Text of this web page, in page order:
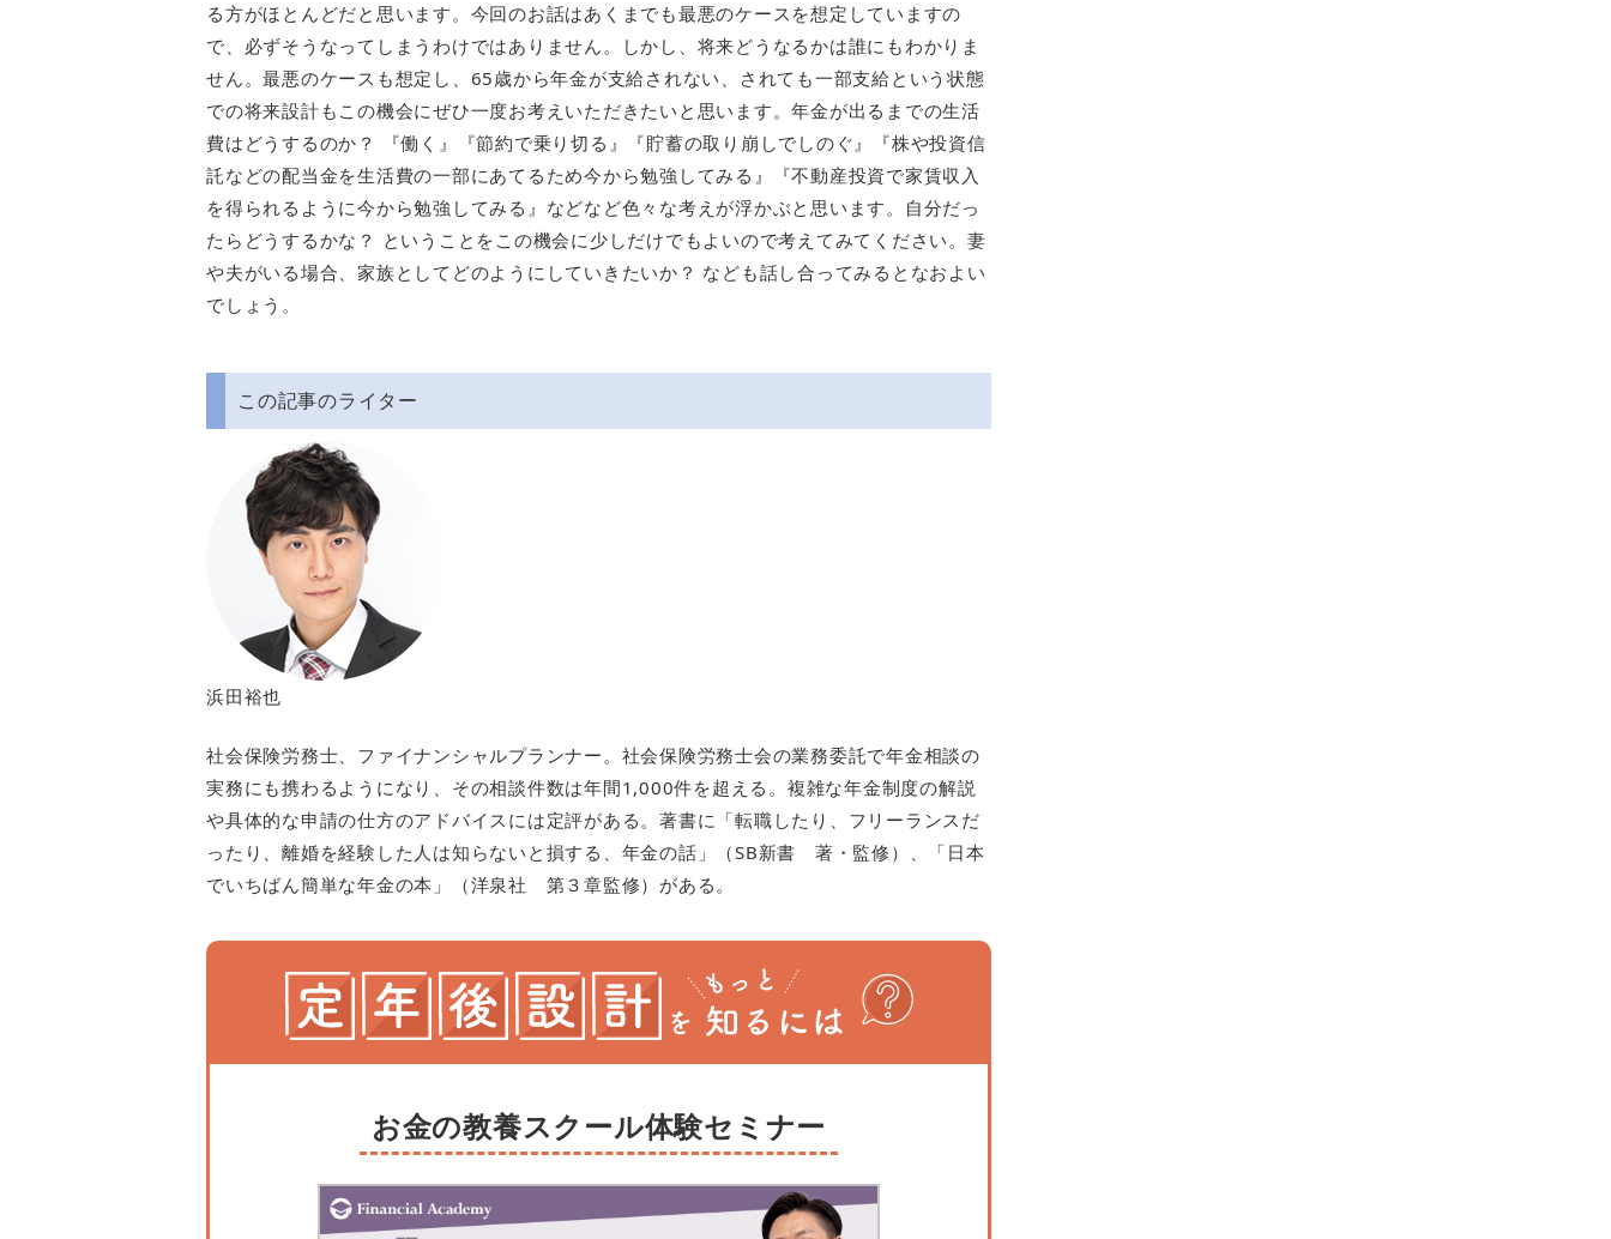
る方がほとんどだと思います。今回のお話はあくまでも最悪のケースを想定していますの
で、必ずそうなってしまうわけではありません。しかし、将来どうなるかは誰にもわかりま
せん。最悪のケースも想定し、65歳から年金が支給されない、されても一部支給という状態
での将来設計もこの機会にぜひ一度お考えいただきたいと思います。年金が出るまでの生活
費はどうするのか？ 『働く』『節約で乗り切る』『貯蓄の取り崩しでしのぐ』『株や投資信
託などの配当金を生活費の一部にあてるため今から勉強してみる』『不動産投資で家賃収入
を得られるように今から勉強してみる』などなど色々な考えが浮かぶと思います。自分だっ
たらどうするかな？ ということをこの機会に少しだけでもよいので考えてみてください。妻
や夫がいる場合、家族としてどのようにしていきたいか？ なども話し合ってみるとなおよい
でしょう。
この記事のライター
浜田裕也
社会保険労務士、ファイナンシャルプランナー。社会保険労務士会の業務委託で年金相談の
実務にも携わるようになり、その相談件数は年間1,000件を超える。複雑な年金制度の解説
や具体的な申請の仕方のアドバイスには定評がある。著書に「転職したり、フリーランスだ
ったり、離婚を経験した人は知らないと損する、年金の話」（SB新書 著・監修）、「日本
でいちばん簡単な年金の本」（洋泉社 第３章監修）がある。
お金の教養スクール体験セミナー